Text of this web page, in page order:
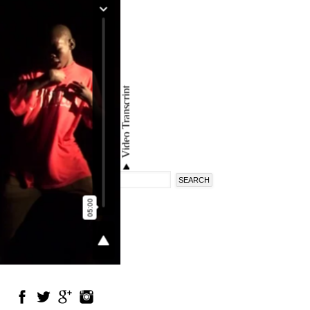
Search
form
Search